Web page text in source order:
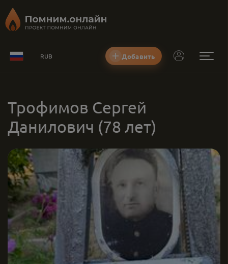
RUB Добавить
Трофимов Сергей
Данилович (78 лет)